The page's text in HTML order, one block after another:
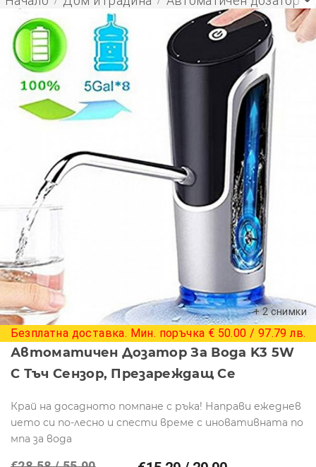
+ 2 снимки
Безплатна доставка. Мин. поръчка € 50.00 / 97.79 лв.
Автоматичен Дозатор За Вода K3 5W
С Тъч Сензор, Презареждащ Се
Край на досадното помпане с ръка! Направи ежеднев
ието си по-лесно и спести време с иновативната по
мпа за вода